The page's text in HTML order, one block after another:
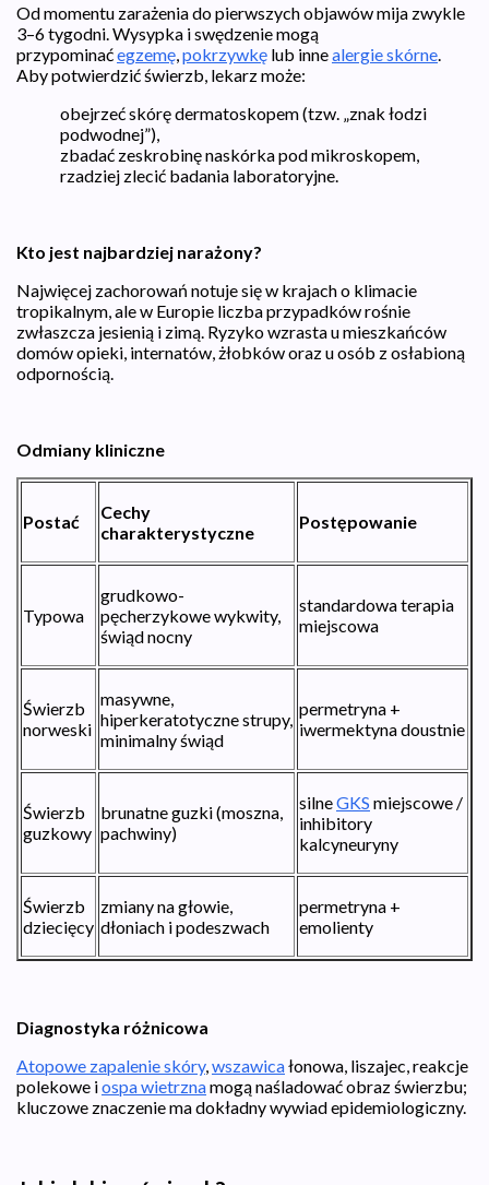
Od momentu zarażenia do pierwszych objawów mija zwykle
3–6 tygodni. Wysypka i swędzenie mogą
przypominaćegzemę,pokrzywkę lub innealergie skórne.
Aby potwierdzić świerzb, lekarz może:
obejrzeć skórę dermatoskopem (tzw. „znak łodzi
podwodnej”),
zbadać zeskrobinę naskórka pod mikroskopem,
rzadziej zlecić badania laboratoryjne.
Kto jest najbardziej narażony?
Najwięcej zachorowań notuje się w krajach o klimacie
tropikalnym, ale w Europie liczba przypadków rośnie
zwłaszcza jesienią i zimą. Ryzyko wzrasta u mieszkańców
domów opieki, internatów, żłobków oraz u osób z osłabioną
odpornością.
Odmiany kliniczne
Postać
Cechy
charakterystyczne
Postępowanie
Typowa
grudkowo-
pęcherzykowe wykwity,
świąd nocny
standardowa terapia
miejscowa
Świerzb
norweski
masywne,
hiperkeratotyczne strupy,
minimalny świąd
permetryna +
iwermektyna doustnie
Świerzb
guzkowy
brunatne guzki (moszna,
pachwiny)
silneGKS miejscowe /
inhibitory
kalcyneuryny
Świerzb
dziecięcy
zmiany na głowie,
dłoniach i podeszwach
permetryna +
emolienty
Diagnostyka różnicowa
Atopowe zapalenie skóry,wszawicałonowa, liszajec, reakcje
polekowe iospa wietrznamogą naśladować obraz świerzbu;
kluczowe znaczenie ma dokładny wywiad epidemiologiczny.